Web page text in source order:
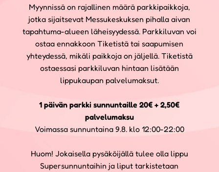
Myynnissä on rajallinen määrä parkkipaikkoja,
jotka sijaitsevat Messukeskuksen pihalla aivan
tapahtuma-alueen läheisyydessä. Parkkiluvan voi
ostaa ennakkoon Tiketistä tai saapumisen
yhteydessä, mikäli paikkoja on jäljellä. Tiketistä
ostaessasi parkkiluvan hintaan lisätään
lippukaupan palvelumaksut.
1 päivän parkki sunnuntaille 20€ + 2,50€
palvelumaksu
Voimassa sunnuntaina 9.8. klo 12:00-22:00
Huom! Jokaisella pysäköijällä tulee olla lippu
Supersunnuntaihin ja liput tarkistetaan